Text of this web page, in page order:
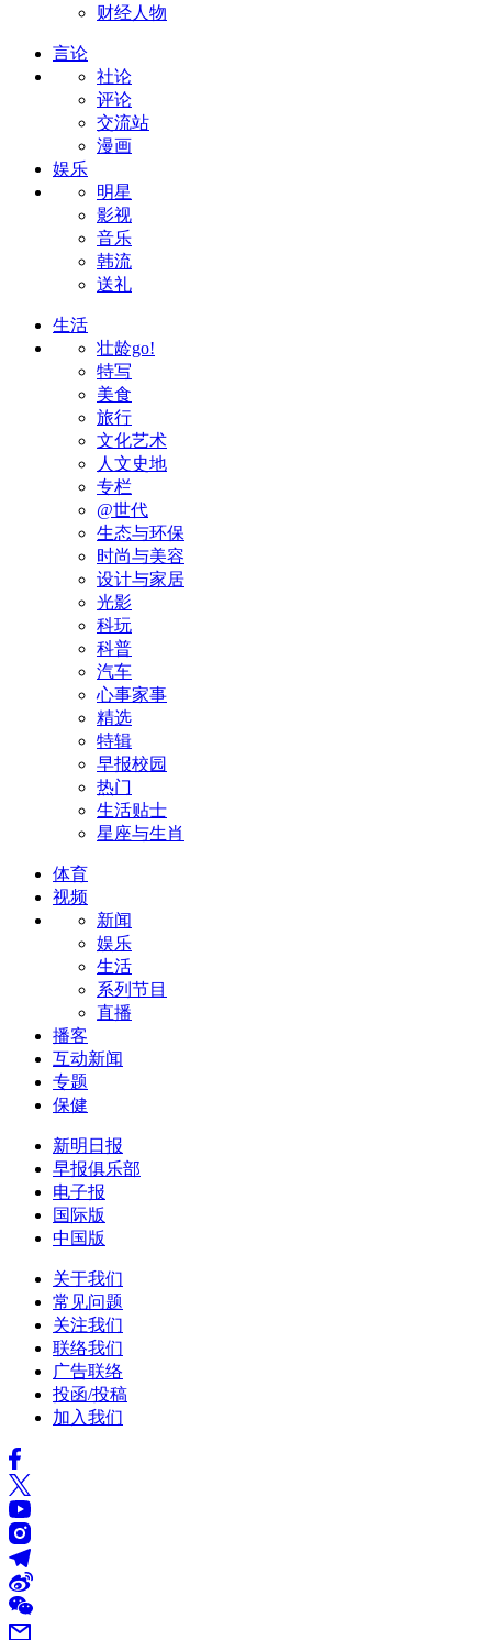
财经人物
言论
社论
评论
交流站
漫画
娱乐
明星
影视
音乐
韩流
送礼
生活
壮龄go!
特写
美食
旅行
文化艺术
人文史地
专栏
@世代
生态与环保
时尚与美容
设计与家居
光影
科玩
科普
汽车
心事家事
精选
特辑
早报校园
热门
生活贴士
星座与生肖
体育
视频
新闻
娱乐
生活
系列节目
直播
播客
互动新闻
专题
保健
新明日报
早报俱乐部
电子报
国际版
中国版
关于我们
常见问题
关注我们
联络我们
广告联络
投函/投稿
加入我们